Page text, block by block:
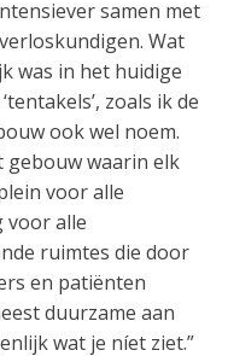
samen met
Wat
was in het huidige
zoals ik de
ook wel noem.
gebouw waarin elk
voor alle
voor alle
ruimtes die door
en patiënten
duurzame aan
wat je níet ziet.”